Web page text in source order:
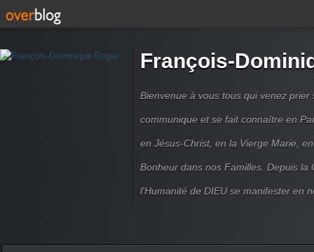
François-
Bienvenue à vous tous qui venez prier
communique et se fait connaître en
en Jésus-Christ, en la Vierge Marie,
Bonheur dans nos Familles. Depuis la
l'Humanité de DIEU se manifester en